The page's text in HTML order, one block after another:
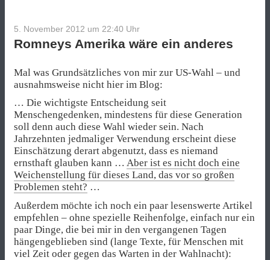
5. November 2012 um 22:40 Uhr
Romneys Amerika wäre ein anderes
Mal was Grundsätzliches von mir zur US-Wahl – und
ausnahmsweise nicht hier im Blog:
… Die wichtigste Entscheidung seit
Menschengedenken, mindestens für diese Generation
soll denn auch diese Wahl wieder sein. Nach
Jahrzehnten jedmaliger Verwendung erscheint diese
Einschätzung derart abgenutzt, dass es niemand
ernsthaft glauben kann … Aber ist es nicht doch eine
Weichenstellung für dieses Land, das vor so großen
Problemen steht? …
Außerdem möchte ich noch ein paar lesenswerte Artikel
empfehlen – ohne spezielle Reihenfolge, einfach nur ein
paar Dinge, die bei mir in den vergangenen Tagen
hängengeblieben sind (lange Texte, für Menschen mit
viel Zeit oder gegen das Warten in der Wahlnacht):